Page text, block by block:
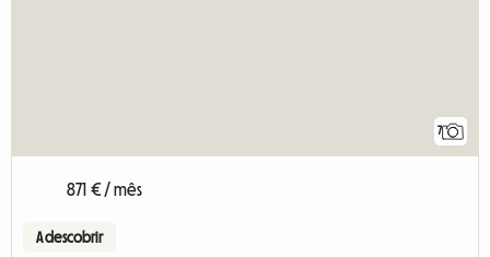
7
871 € / mês
A descobrir